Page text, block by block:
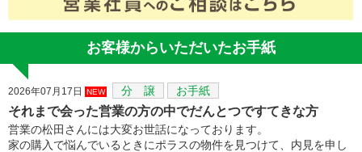
お客様からいただいたお手紙
2026年07月17日 NEW 分 譲 お手紙
それまで会った営業の方の中でだんとつですてきな方
営業の松田さんには大変お世話になっております。
家の購入で悩んでいるときにポラスの物件を見つけて、内見を申し